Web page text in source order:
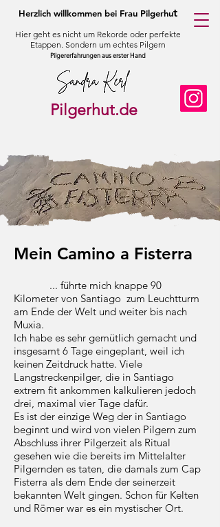
Pilgerhut.de
Herzlich willkommen bei Frau Pilgerhut
Hier geht es nicht um Rekorde oder perfekte
Etappen. Sondern um echtes Pilgern
Pilgererfahrungen aus erster Hand
Mein Camino a Fisterra
... führte mich knappe 90
Kilometer von Santiago zum Leuchtturm
am Ende der Welt und weiter bis nach
Muxia.
Ich habe es sehr gemütlich gemacht und
insgesamt 6 Tage eingeplant, weil ich
keinen Zeitdruck hatte. Viele
Langstreckenpilger, die in Santiago
extrem fit ankommen kalkulieren jedoch
drei, maximal vier Tage dafür.
Es ist der einzige Weg der in Santiago
beginnt und wird von vielen Pilgern zum
Abschluss ihrer Pilgerzeit als Ritual
gesehen wie die bereits im Mittelalter
Pilgernden es taten, die damals zum Cap
Fisterra als dem Ende der seinerzeit
bekannten Welt gingen. Schon für Kelten
und Römer war es ein mystischer Ort.